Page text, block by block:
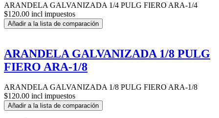
ARANDELA GALVANIZADA 1/4 PULG FIERO ARA-1/4
$120.00 incl impuestos
Añadir a la lista de comparación
ARANDELA GALVANIZADA 1/8 PULG
FIERO ARA-1/8
ARANDELA GALVANIZADA 1/8 PULG FIERO ARA-1/8
$120.00 incl impuestos
Añadir a la lista de comparación